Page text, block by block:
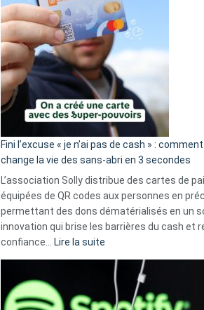
Fini l’excuse « je n’ai pas de cash » :
change la vie des sans-abri en 3 secondes
L’association Solly distribue des cartes de
équipées de QR codes aux personnes en
permettant des dons dématérialisés en un
innovation qui brise les barrières du cash et
confiance…
Lire la suite
l’excuse
je